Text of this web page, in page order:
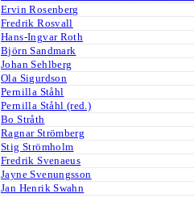
Ervin Rosenberg
Fredrik Rosvall
Hans-Ingvar Roth
Björn Sandmark
Johan Sehlberg
Ola Sigurdson
Pernilla Ståhl
Pernilla Ståhl (red.)
Bo Stråth
Ragnar Strömberg
Stig Strömholm
Fredrik Svenaeus
Jayne Svenungsson
Jan Henrik Swahn